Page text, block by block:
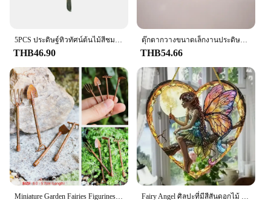
5PCS ประดิษฐ์ทิวทัศน์ต้นไม้สีชมพู Willow Miniature ดอกไม้ต้นไม้ Fairy Garden บ้านตกแต่งภูมิทัศน์เครื่องประดับ DIY
THB46.90
ตุ๊กตากวางขนาดเล็กงานประดิษฐ์ขนาดเล็กลายกวางน้อยไซก้ารูปปั้นมอสสำหรับตกแต่งบ้าน
THB54.66
Miniature Garden Fairies Figurines เรซินมินิ Fairy รูปปั้น Fairy Garden เครื่องประดับตกแต่งอุปกรณ์เสริม Fairy Angel ศิลปะที่มีสีสันดอกไม้ Suncatcher Stained Window แขวนจี้อะคริลิคสําหรับ Home Garden YARD Wall เครื่องประดับตกแต่ง